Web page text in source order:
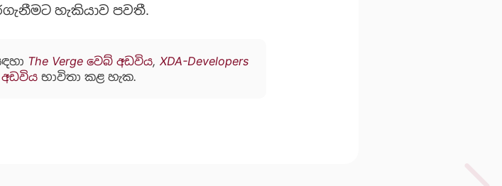
හැකියාව පවතී.
The Verge වෙබ් අඩවිය, XDA-Developers
අඩවිය භාවිතා කළ හැක.